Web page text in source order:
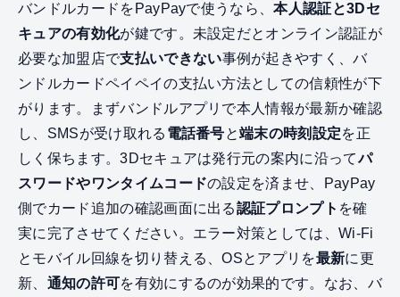
バンドルカードをPayPayで使うなら、本人認証と3Dセ
キュアの有効化が鍵です。未設定だとオンライン認証が
必要な加盟店で支払いできない事例が起きやすく、バ
ンドルカードペイペイの支払い方法としての信頼性が下
がります。まずバンドルアプリで本人情報が最新か確認
し、SMSが受け取れる 電話番号と端末の時刻設定を正
しく保ちます。3Dセキュアは発行元の案内に沿ってパ
スワードやワンタイムコードの設定を済ませ、PayPay
側でカード追加の確認画面に出る認証プロンプト を確
実に完了させてください。エラー対策としては、Wi‑Fi
とモバイル回線を切り替える、OSとアプリを最新に更
新、 通知の許可を有効にするのが効果的です。なお、バ